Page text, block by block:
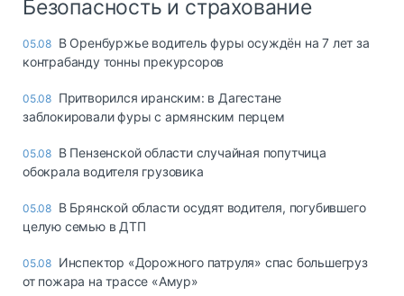
Безопасность и страхование
05.08 В Оренбуржье водитель фуры осуждён на 7 лет за
контрабанду тонны прекурсоров
05.08 Притворился иранским: в Дагестане
заблокировали фуры с армянским перцем
05.08 В Пензенской области случайная попутчица
обокрала водителя грузовика
05.08 В Брянской области осудят водителя, погубившего
целую семью в ДТП
05.08 Инспектор «Дорожного патруля» спас большегруз
от пожара на трассе «Амур»